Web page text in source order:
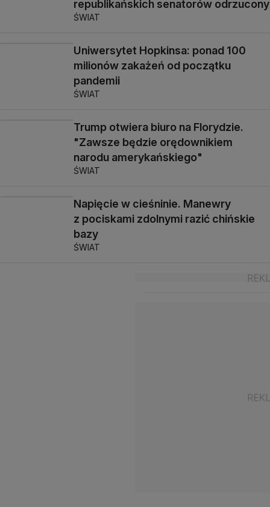
republikańskich senatorów odrzucony
ŚWIAT
Uniwersytet Hopkinsa: ponad 100
milionów zakażeń od początku
pandemii
ŚWIAT
Trump otwiera biuro na Florydzie.
"Zawsze będzie orędownikiem
narodu amerykańskiego"
ŚWIAT
Napięcie w cieśninie. Manewry
z pociskami zdolnymi razić chińskie
bazy
ŚWIAT